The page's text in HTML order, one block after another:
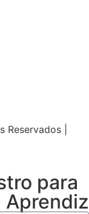
|
para
Aprendiz